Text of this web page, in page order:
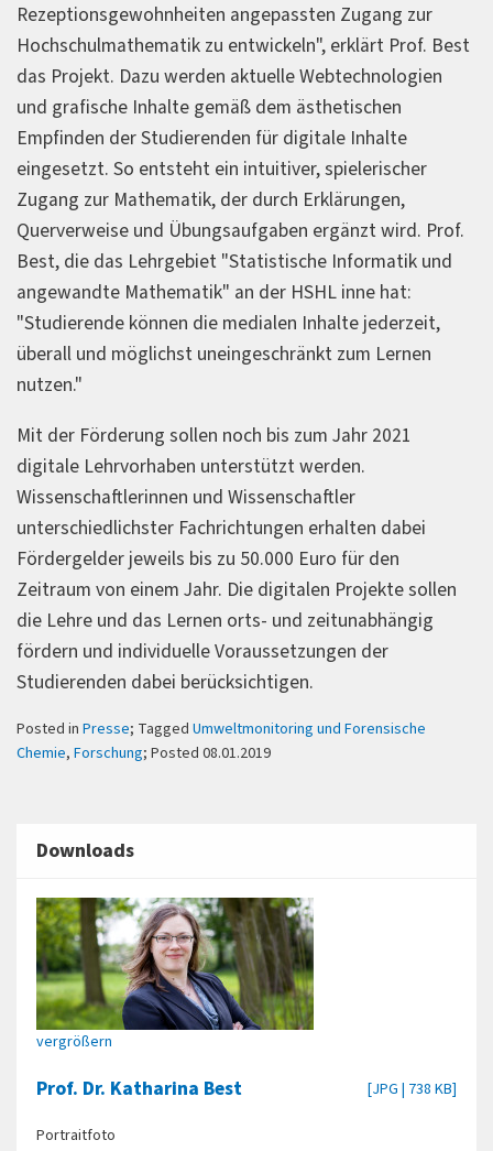
Rezeptionsgewohnheiten angepassten Zugang zur
Hochschulmathematik zu entwickeln", erklärt Prof. Best
das Projekt. Dazu werden aktuelle Webtechnologien
und grafische Inhalte gemäß dem ästhetischen
Empfinden der Studierenden für digitale Inhalte
eingesetzt. So entsteht ein intuitiver, spielerischer
Zugang zur Mathematik, der durch Erklärungen,
Querverweise und Übungsaufgaben ergänzt wird. Prof.
Best, die das Lehrgebiet "Statistische Informatik und
angewandte Mathematik" an der HSHL inne hat:
"Studierende können die medialen Inhalte jederzeit,
überall und möglichst uneingeschränkt zum Lernen
nutzen."
Mit der Förderung sollen noch bis zum Jahr 2021
digitale Lehrvorhaben unterstützt werden.
Wissenschaftlerinnen und Wissenschaftler
unterschiedlichster Fachrichtungen erhalten dabei
Fördergelder jeweils bis zu 50.000 Euro für den
Zeitraum von einem Jahr. Die digitalen Projekte sollen
die Lehre und das Lernen orts- und zeitunabhängig
fördern und individuelle Voraussetzungen der
Studierenden dabei berücksichtigen.
Posted in Presse; Tagged Umweltmonitoring und Forensische
Chemie, Forschung; Posted 08.01.2019
Downloads
vergrößern
Prof. Dr. Katharina Best [JPG | 738 KB]
Portraitfoto